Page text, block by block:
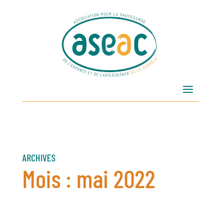
ARCHIVES
Mois : mai 2022